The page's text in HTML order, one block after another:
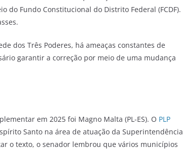
do Fundo Constitucional do Distrito Federal (FCDF).
dos Três Poderes, há ameaças constantes de
garantir a correção por meio de uma mudança
em 2025 foi Magno Malta (PL-ES). O PLP
Santo na área de atuação da Superintendência
o texto, o senador lembrou que vários municípios